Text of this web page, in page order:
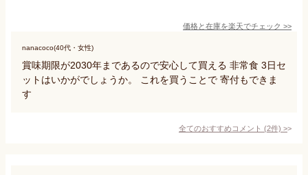
価格と在庫を楽天でチェック >>
nanacoco(40代・女性)
賞味期限が2030年まであるので安心して買える 非常食 3日セ
ットはいかがでしょうか。 これを買うことで 寄付もできま
す
全てのおすすめコメント (2件) >